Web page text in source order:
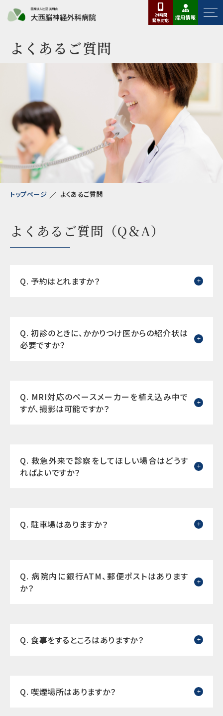
24時間
緊急対応 採用情報
よくあるご質問
トップページ よくあるご質問
よくあるご質問（Q＆A）
Q. 予約はとれますか？
Q. 初診のときに、かかりつけ医からの紹介状は
必要ですか？
Q. MRI対応のペースメーカーを植え込み中で
すが、撮影は可能ですか？
Q. 救急外来で診察をしてほしい場合はどうす
ればよいですか？
Q. 駐車場はありますか？
Q. 病院内に銀行ATM、郵便ポストはあります
か？
Q. 食事をするところはありますか？
Q. 喫煙場所はありますか？